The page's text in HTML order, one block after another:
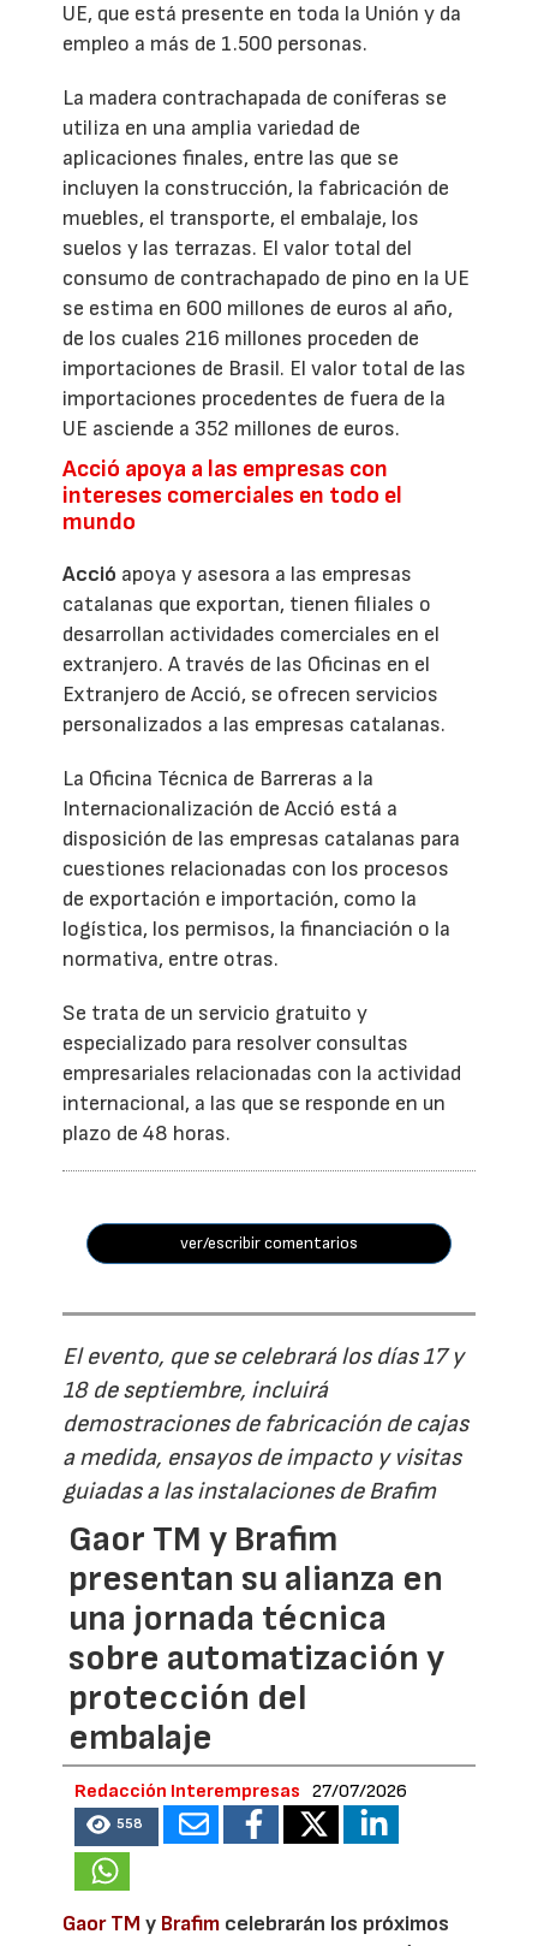
UE, que está presente en toda la Unión y da
empleo a más de 1.500 personas.
La madera contrachapada de coníferas se
utiliza en una amplia variedad de
aplicaciones finales, entre las que se
incluyen la construcción, la fabricación de
muebles, el transporte, el embalaje, los
suelos y las terrazas. El valor total del
consumo de contrachapado de pino en la UE
se estima en 600 millones de euros al año,
de los cuales 216 millones proceden de
importaciones de Brasil. El valor total de las
importaciones procedentes de fuera de la
UE asciende a 352 millones de euros.
Acció apoya a las empresas con
intereses comerciales en todo el
mundo
Acció apoya y asesora a las empresas
catalanas que exportan, tienen filiales o
desarrollan actividades comerciales en el
extranjero. A través de las Oficinas en el
Extranjero de Acció, se ofrecen servicios
personalizados a las empresas catalanas.
La Oficina Técnica de Barreras a la
Internacionalización de Acció está a
disposición de las empresas catalanas para
cuestiones relacionadas con los procesos
de exportación e importación, como la
logística, los permisos, la financiación o la
normativa, entre otras.
Se trata de un servicio gratuito y
especializado para resolver consultas
empresariales relacionadas con la actividad
internacional, a las que se responde en un
plazo de 48 horas.
ver/escribir comentarios
El evento, que se celebrará los días 17 y
18 de septiembre, incluirá
demostraciones de fabricación de cajas
a medida, ensayos de impacto y visitas
guiadas a las instalaciones de Brafim
Gaor TM y Brafim
presentan su alianza en
una jornada técnica
sobre automatización y
protección del
embalaje
Redacción Interempresas 27/07/2026
558
Gaor TM y Brafim celebrarán los próximos